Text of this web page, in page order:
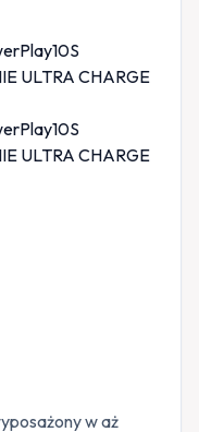
w aż